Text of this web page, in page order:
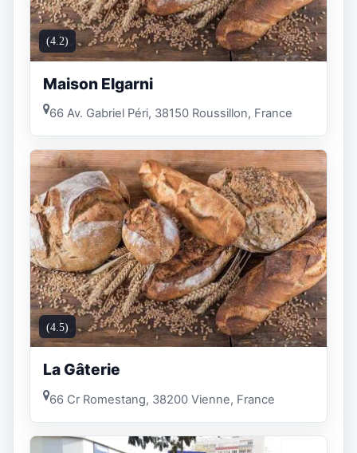
(4.2)
Maison Elgarni
66 Av. Gabriel Péri, 38150 Roussillon, France
(4.5)
La Gâterie
66 Cr Romestang, 38200 Vienne, France